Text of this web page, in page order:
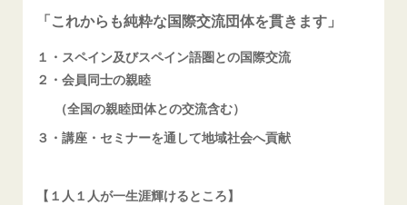
「これからも純粋な国際交流団体を貫きます」
１・スペイン及びスペイン語圏との国際交流
２・会員同士の親睦
（全国の親睦団体との交流含む）
３・講座・セミナーを通して地域社会へ貢献
【１人１人が一生涯輝けるところ】